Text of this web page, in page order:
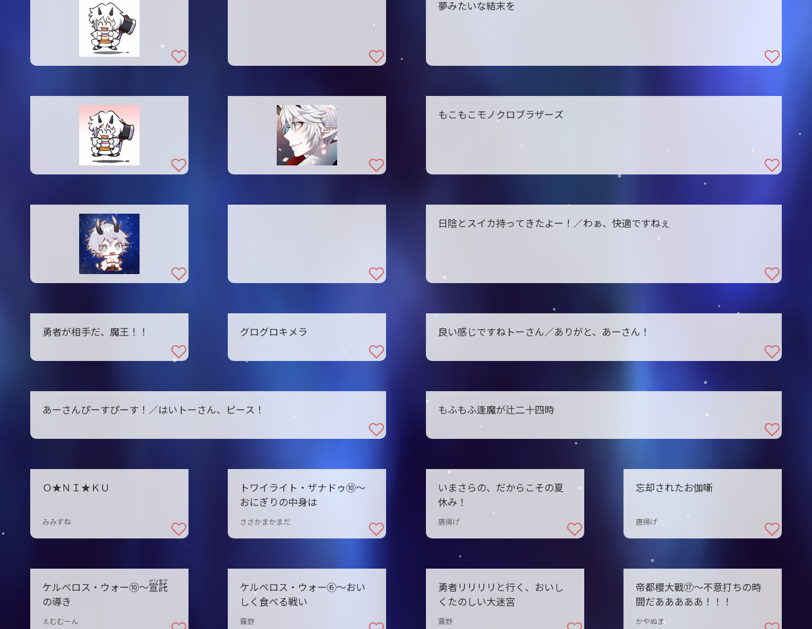
夢みたいな結末を
もこもこモノクロブラザーズ
日陰とスイカ持ってきたよー！／わぁ、快適ですねぇ
勇者が相手だ、魔王！！ グログロキメラ 良い感じですねトーさん／ありがと、あーさん！
あーさんぴーすぴーす！／はいトーさん、ピース！ もふもふ逢魔が辻二十四時
Ｏ★ＮＩ★ＫＵ
みみずね
トワイライト・ザナドゥ⑩〜
おにぎりの中身は
ささかまかまだ
いまさらの、だからこその夏
休み！
唐揚げ
忘却されたお伽噺
唐揚げ
ケルベロス・ウォー⑩〜宣
グリモア
託
の導き
えむむーん
ケルベロス・ウォー⑥〜おい
しく食べる戦い
霧野
勇者リリリリと行く、おいし
くたのしい大迷宮
霧野
帝都櫻大戰⑰〜不意打ちの時
間だあああああ！！！
かやぬま